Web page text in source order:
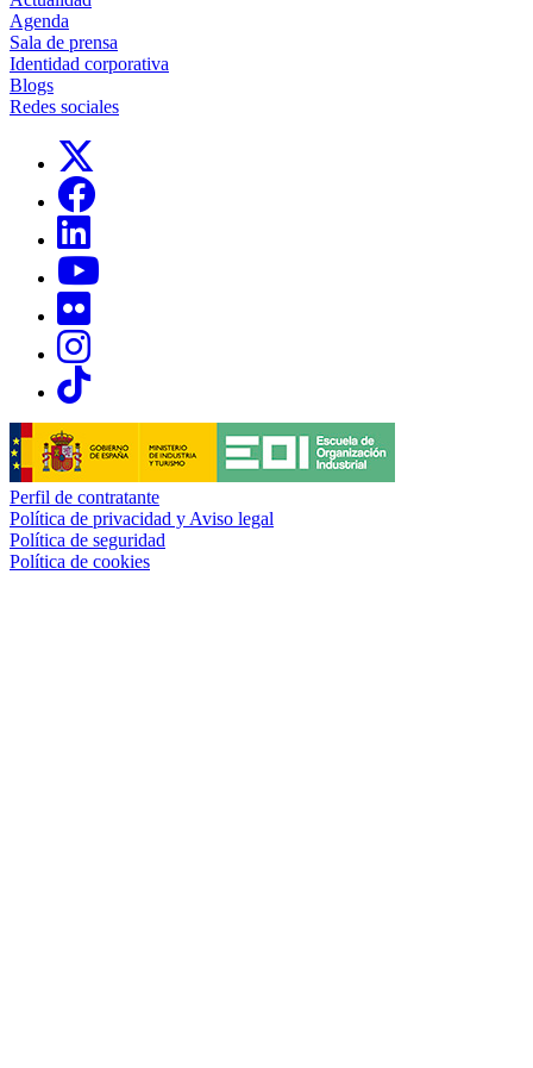
Agenda
Sala de prensa
Identidad corporativa
Blogs
Redes sociales
Links, Opens in this window
Links, Opens in this window
Links, Opens in this window
Links, Opens in this window
Links, Opens in this window
Perfil de contratante
Política de privacidad y Aviso legal
Política de seguridad
Política de cookies